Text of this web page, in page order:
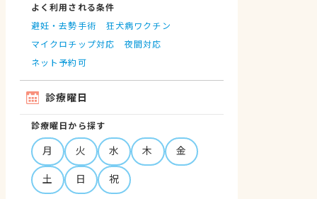
よく利用される条件
避妊・去勢手術
狂犬病ワクチン
マイクロチップ対応
夜間対応
ネット予約可
診療曜日
診療曜日から探す
月 火 水 木
金
土
日 祝